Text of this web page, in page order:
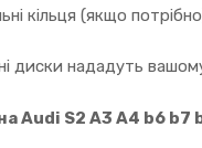
кільця (якщо
диски нададуть
Audi S2 A3 A4 b6 b7